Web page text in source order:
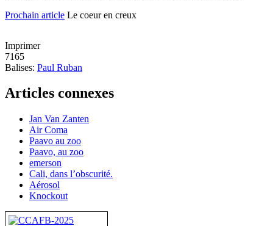
Prochain article Le coeur en creux
Imprimer
7165
Balises: Paul Ruban
Articles connexes
Jan Van Zanten
Air Coma
Paavo au zoo
Paavo, au zoo
emerson
Cali, dans l’obscurité.
Aérosol
Knockout